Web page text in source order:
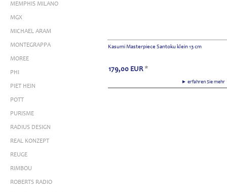
MEMPHIS MILANO
MGX
MICHAEL ARAM
MONTEGRAPPA
MOREE
PHI
PIET HEIN
POTT
PURISME
RADIUS DESIGN
REAL KONZEPT
REUGE
RIMBOU
ROBERTS RADIO
Kasumi Masterpiece Santoku klein 13 cm
► erfahren Sie
179,00 EUR *